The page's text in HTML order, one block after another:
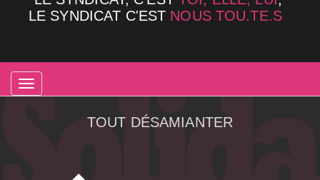
LE SYNDICAT C'EST NOUS TOU.TE.S
TOGGLE
TOUT DÉSAMIANTER